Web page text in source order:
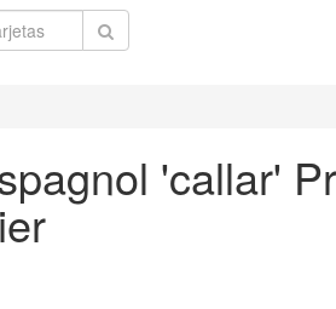
'callar'